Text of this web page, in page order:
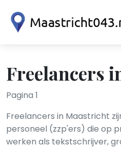
Freelancers
Pagina 1
Freelancers in Maastricht
personeel (zzp'ers) die op
werken als tekstschrijver,